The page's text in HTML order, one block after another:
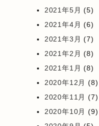
2021年5月 (5)
2021年4月 (6)
2021年3月 (7)
2021年2月 (8)
2021年1月 (8)
2020年12月 (8)
2020年11月 (7)
2020年10月 (9)